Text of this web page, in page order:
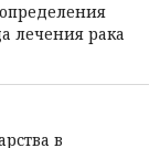
лечения рака
в